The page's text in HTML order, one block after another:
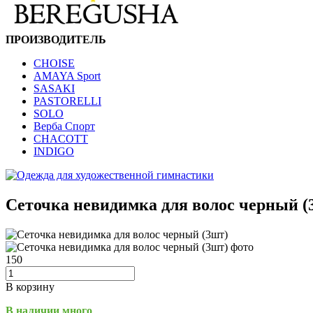
ПРОИЗВОДИТЕЛЬ
CHOISE
AMAYA Sport
SASAKI
PASTORELLI
SOLO
Верба Спорт
CHACOTT
INDIGO
Сеточка невидимка для волос черный
150
В корзину
В наличии много